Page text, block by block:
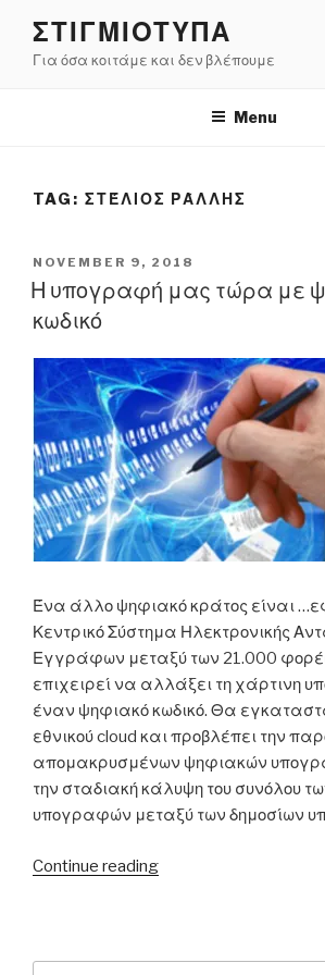
content
ΣΤΙΓΜΙΟΤΥΠΑ
Για όσα κοιτάμε και δεν βλέπουμε
Menu
TAG: ΣΤΈΛΙΟΣ ΡΆΛΛΗΣ
POSTED
ON
NOVEMBER 9, 2018
Η υπογραφή μας τώρα με
κωδικό
Ένα άλλο ψηφιακό κράτος είναι
Κεντρικό Σύστημα Ηλεκτρονικής
Εγγράφων μεταξύ των 21.000
επιχειρεί να αλλάξει τη χάρτινη
έναν ψηφιακό κωδικό. Θα
εθνικού cloud και προβλέπει την
απομακρυσμένων ψηφιακών
την σταδιακή κάλυψη του συνόλου
υπογραφών μεταξύ των δημοσίων
Continue reading“Η